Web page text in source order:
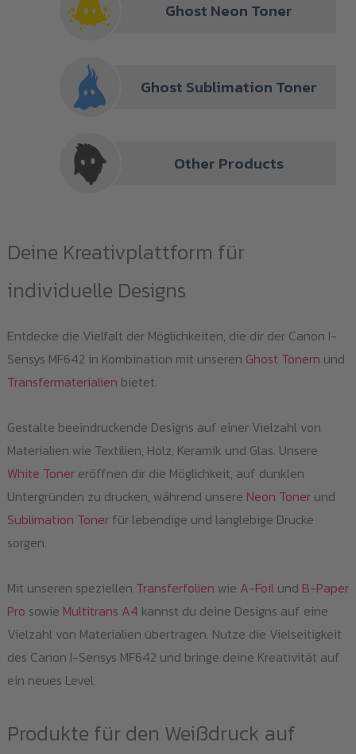
Ghost Neon Toner
Ghost Sublimation Toner
Other Products
Deine Kreativplattform für
individuelle Designs
Entdecke die Vielfalt der Möglichkeiten, die dir der Canon I-
Sensys MF642 in Kombination mit unseren Ghost Tonern und
Transfermaterialien bietet.
Gestalte beeindruckende Designs auf einer Vielzahl von
Materialien wie Textilien, Holz, Keramik und Glas. Unsere
White Tonereröffnen dir die Möglichkeit, auf dunklen
Untergründen zu drucken, während unsere Neon Tonerund
Sublimation Tonerfür lebendige und langlebige Drucke
sorgen.
Mit unseren speziellen Transferfolien wie A-Foilund B-Paper
Pro sowie Multitrans A4 kannst du deine Designs auf eine
Vielzahl von Materialien übertragen. Nutze die Vielseitigkeit
des Canon I-Sensys MF642 und bringe deine Kreativität auf
ein neues Level.
Produkte für den Weißdruck auf